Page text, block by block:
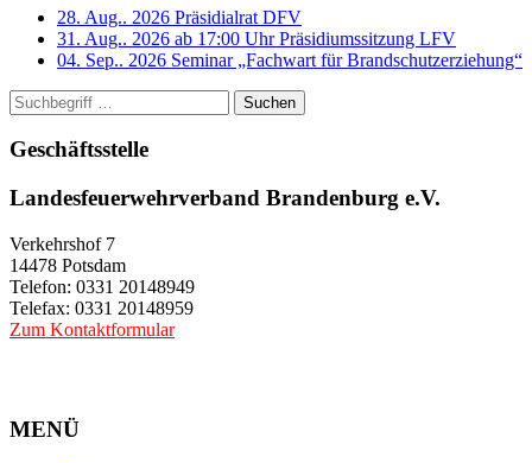
28. Aug.. 2026 Präsidialrat DFV
31. Aug.. 2026 ab 17:00 Uhr Präsidiumssitzung LFV
04. Sep.. 2026 Seminar „Fachwart für Brandschutzerziehung“
Suchen
Geschäftsstelle
Landesfeuerwehrverband Brandenburg e.V.
Verkehrshof 7
14478 Potsdam
Telefon: 0331 20148949
Telefax: 0331 20148959
Zum Kontaktformular
MENÜ